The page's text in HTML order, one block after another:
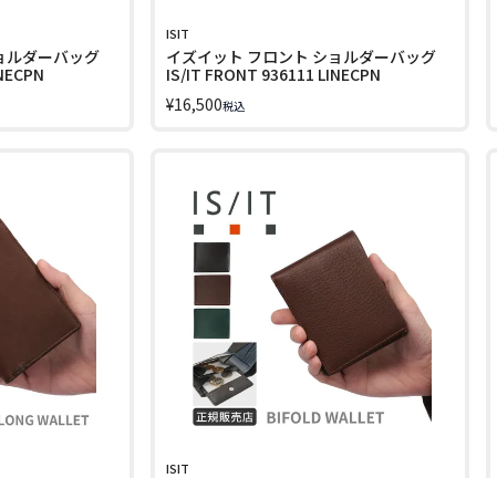
ルダーバッグ
ISIT
イズイット フロント ショルダーバッグ
IS/IT FRONT 936111 LINECPN
¥16,500税込
ISIT